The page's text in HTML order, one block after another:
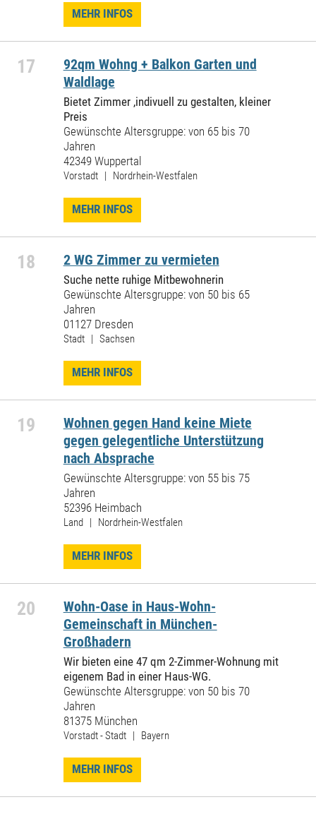
MEHR INFOS
17
92qm Wohng + Balkon Garten und
Waldlage
Bietet Zimmer ,indivuell zu gestalten, kleiner
Preis
Gewünschte Altersgruppe: von 65 bis 70
Jahren
42349 Wuppertal
Vorstadt | Nordrhein-Westfalen
MEHR INFOS
18 2 WG Zimmer zu vermieten
Suche nette ruhige Mitbewohnerin
Gewünschte Altersgruppe: von 50 bis 65
Jahren
01127 Dresden
Stadt | Sachsen
MEHR INFOS
19
Wohnen gegen Hand keine Miete
gegen gelegentliche Unterstützung
nach Absprache
Gewünschte Altersgruppe: von 55 bis 75
Jahren
52396 Heimbach
Land | Nordrhein-Westfalen
MEHR INFOS
20
Wohn-Oase in Haus-Wohn-
Gemeinschaft in München-
Großhadern
Wir bieten eine 47 qm 2-Zimmer-Wohnung mit
eigenem Bad in einer Haus-WG.
Gewünschte Altersgruppe: von 50 bis 70
Jahren
81375 München
Vorstadt - Stadt | Bayern
MEHR INFOS